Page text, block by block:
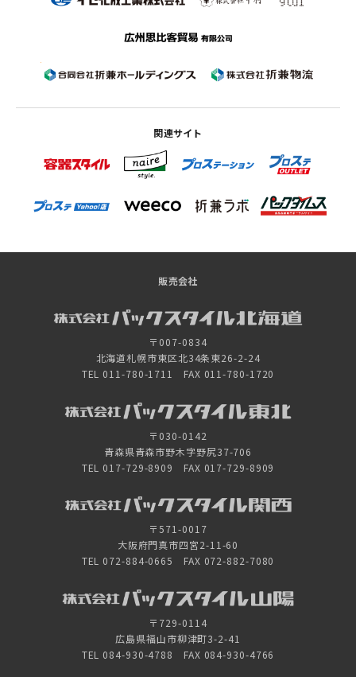
関連サイト
販売会社
〒007-0834
北海道札幌市東区北34条東26-2-24
TEL 011-780-1711 FAX 011-780-1720
〒030-0142
青森県青森市野木字野尻37-706
TEL 017-729-8909 FAX 017-729-8909
〒571-0017
大阪府門真市四宮2-11-60
TEL 072-884-0665 FAX 072-882-7080
〒729-0114
広島県福山市柳津町3-2-41
TEL 084-930-4788 FAX 084-930-4766